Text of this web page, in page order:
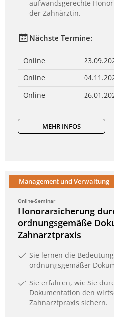
aufwandsgerechte
der Zahnärztin.
Nächste Termine:
Online
Online
Online
MEHR INFOS
Management und Verwaltung
Online-Seminar
Honorarsicherung
ordnungsgemäße
Zahnarztpraxis
Sie lernen die
ordnungsgemäßer
Sie erfahren, wie Sie
Dokumentation den
Zahnarztpraxis sichern.